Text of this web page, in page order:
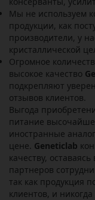
Мы не используем
продукции, как
производители, у
кристаллической
Огромное
высокое качество
подкрепляют
отзывов клиентов.
Выгода
питание
иностранные
цене. Geneticlab
качеству,
партнеров
так как продукция
клиентов, и